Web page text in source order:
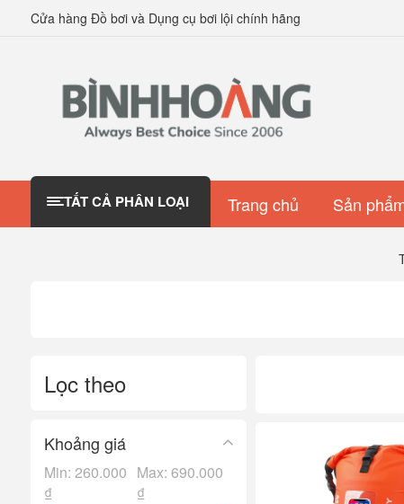
Cửa hàng Đồ bơi và Dụng cụ bơi lội chính hãng
TẤT CẢ PHÂN LOẠI Trang chủ Sản
Lọc theo
Khoảng giá
Min: 260.000
₫
Max: 690.000
₫